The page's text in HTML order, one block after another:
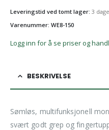
Leveringstid ved tomt lager: 3
Varenummer: WE8-150
Logg inn for å se priser og
BESKRIVELSE
Sømløs, multifunksjonell
svært godt grep og